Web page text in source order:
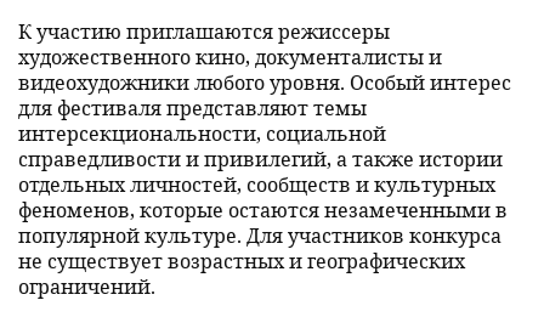
К участию приглашаются режиссеры
художественного кино, документалисты и
видеохудожники любого уровня. Особый интерес
для фестиваля представляют темы
интерсекциональности, социальной
справедливости и привилегий, а также истории
отдельных личностей, сообществ и культурных
феноменов, которые остаются незамеченными в
популярной культуре. Для участников конкурса
не существует возрастных и географических
ограничений.